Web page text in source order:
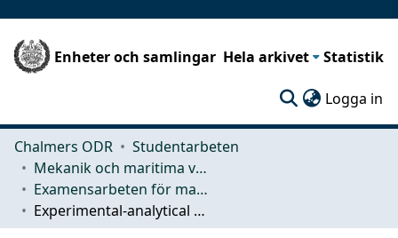
Enheter och samlingar Hela arkivet Statistik
Logga in
Chalmers ODR
Studentarbeten
Mekanik och maritima vetenskaper (M2)
Examensarbeten för masterexamen
Experimental-analytical dynamic substructuring: A state-space approach